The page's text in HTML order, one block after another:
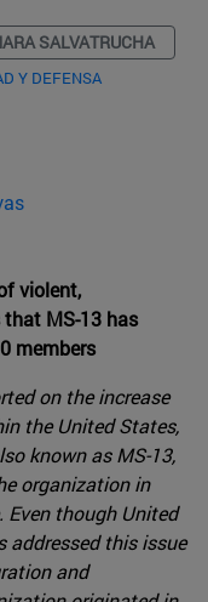
SALVATRUCHA
Y DEFENSA
violent,
MS-13 has
members
on the increase
the United States,
known as MS-13,
organization in
Even though United
addressed this issue
and